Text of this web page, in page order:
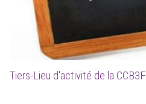
Tiers-Lieu d'activité de la CCB3F